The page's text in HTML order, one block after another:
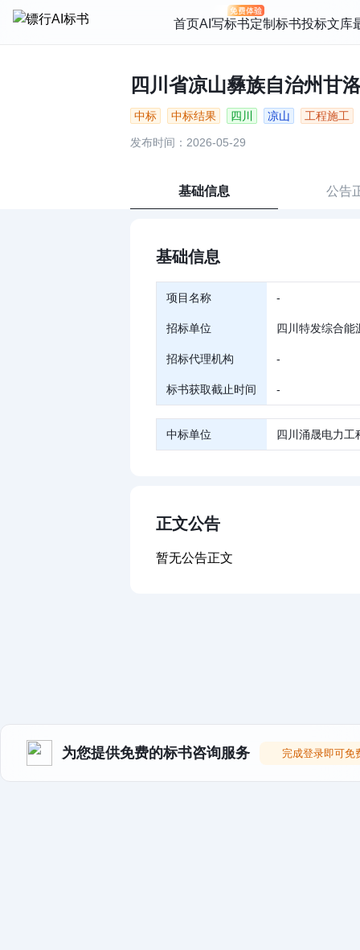
首页AI写标书定制标书投标文库
四川省凉山彝族自治州甘
中标 中标结果 四川 凉山 工程施工
发布时间：2026-05-29
基础信息 公告
基础信息
项目名称 -
招标单位 四川特发综合能
招标代理机构 -
标书获取截止时间 -
中标单位 四川涌晟电力工
正文公告
暂无公告正文
为您提供免费的标书咨询服务 完成登录即可免